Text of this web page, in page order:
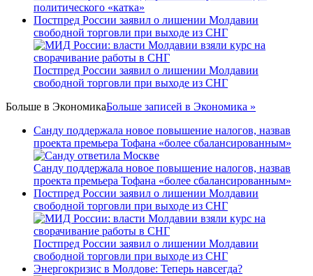
политического «катка»
Постпред России заявил о лишении Молдавии
свободной торговли при выходе из СНГ
Постпред России заявил о лишении Молдавии
свободной торговли при выходе из СНГ
Больше в ЭкономикаБольше записей в Экономика »
Санду поддержала новое повышение налогов, назвав
проекта премьера Тофана «более сбалансированным»
Санду поддержала новое повышение налогов, назвав
проекта премьера Тофана «более сбалансированным»
Постпред России заявил о лишении Молдавии
свободной торговли при выходе из СНГ
Постпред России заявил о лишении Молдавии
свободной торговли при выходе из СНГ
Энергокризис в Молдове: Теперь навсегда?